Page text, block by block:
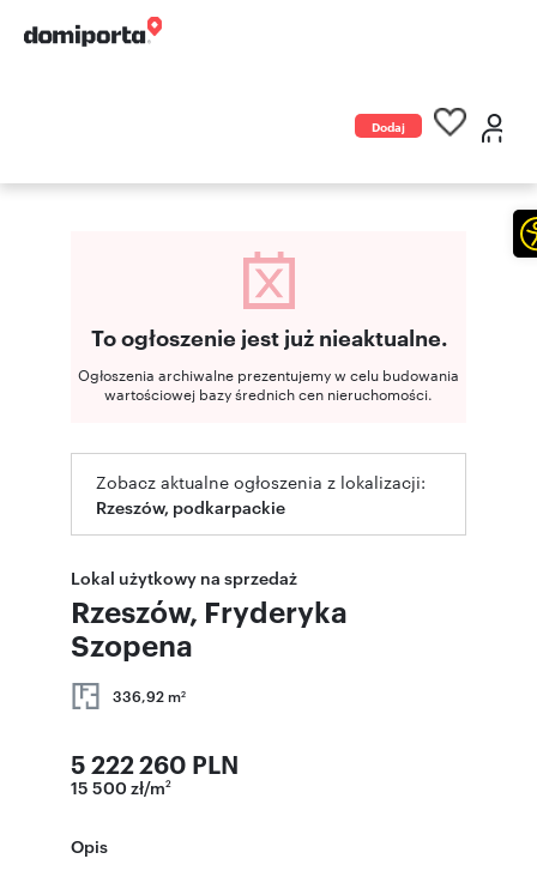
Dodaj
To ogłoszenie jest już nieaktualne.
Ogłoszenia archiwalne prezentujemy w celu budowania
wartościowej bazy średnich cen nieruchomości.
Zobacz aktualne ogłoszenia z lokalizacji:
Rzeszów, podkarpackie
Lokal użytkowy na sprzedaż
Rzeszów, Fryderyka
Szopena
336,92 m2
5 222 260 PLN
15 500 zł/m2
Opis